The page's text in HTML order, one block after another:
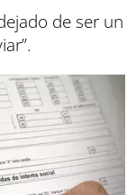
de ser un